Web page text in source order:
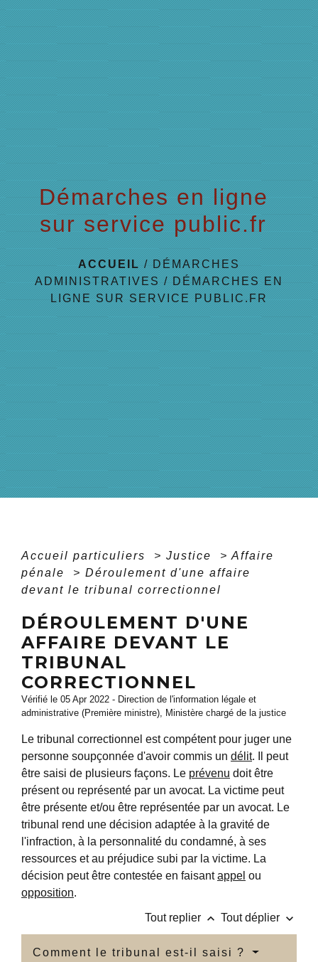
Démarches en ligne
sur service public.fr
ACCUEIL / DÉMARCHES
ADMINISTRATIVES / DÉMARCHES EN
LIGNE SUR SERVICE PUBLIC.FR
Accueil particuliers > Justice > Affaire
pénale
> Déroulement d'une affaire
devant le tribunal correctionnel
DÉROULEMENT D'UNE
AFFAIRE DEVANT LE
TRIBUNAL
CORRECTIONNEL
Vérifié le 05 Apr 2022 - Direction de l'information légale et
administrative (Première ministre), Ministère chargé de la justice
Le tribunal correctionnel est compétent pour juger une
personne soupçonnée d'avoir commis un délit. Il peut
être saisi de plusieurs façons. Le prévenu doit être
présent ou représenté par un avocat. La victime peut
être présente et/ou être représentée par un avocat. Le
tribunal rend une décision adaptée à la gravité de
l'infraction, à la personnalité du condamné, à ses
ressources et au préjudice subi par la victime. La
décision peut être contestée en faisantappel ou
opposition.
Tout replier keyboard_arrow_up Tout déplier keyboard_arrow_down
Comment le tribunal est-il saisi ?